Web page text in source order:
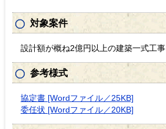
対象案件
設計額が概ね2億円以上の建築一式工事
参考様式
協定書 [Wordファイル／25KB]
委任状 [Wordファイル／20KB]